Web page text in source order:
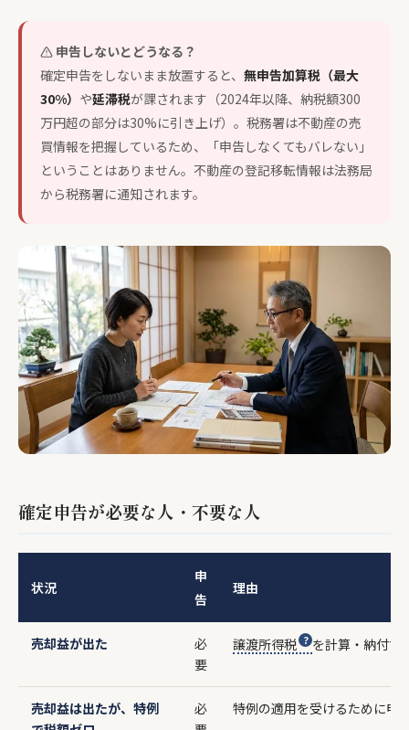
申告しないとどうなる？
確定申告をしないまま放置すると、 無申告加算税（最大
30%） や延滞税が課されます（2024年以降、納税額300
万円超の部分は30%に引き上げ）。税務署は不動産の売
買情報を把握しているため、「申告しなくてもバレない」
ということはありません。不動産の登記移転情報は法務局
から税務署に通知されます。
確定申告が必要な人・不要な人
状況
申
告
理由
売却益が出た
必
要
譲渡所得税 を計算・納付す
売却益は出たが、特例
必
特例の適用を受けるために申